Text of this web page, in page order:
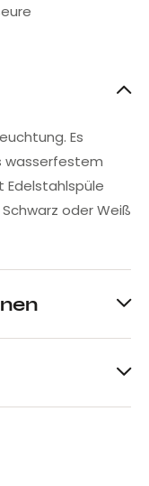
Es
wasserfestem
Edelstahlspüle
oder Weiß